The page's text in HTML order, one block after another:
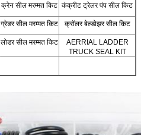
क्रेन सील मरम्मत किट कंक्रीट ट्रेलर पंप सील किट
ग्रेडर सील मरम्मत किट क्रॉलर बेल्डोझर सील किट
लोडर सील मरम्मत किट
AERRIAL LADDER
TRUCK SEAL KIT